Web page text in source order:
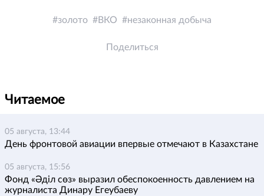
золото ВКО незаконная добыча
Поделиться
Читаемое
05 августа, 13:44
День фронтовой авиации впервые отмечают в Казахстане
05 августа, 15:56
Фонд «Әділ сөз» выразил обеспокоенность давлением на
журналиста Динару Егеубаеву